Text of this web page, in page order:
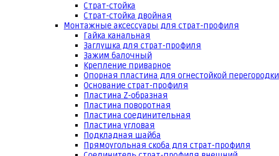
Страт-стойка
Страт-стойка двойная
Монтажные аксессуары для страт-профиля
Гайка канальная
Заглушка для страт-профиля
Зажим балочный
Крепление приварное
Опорная пластина для огнестойкой перегородки
Основание страт-профиля
Пластина Z-образная
Пластина поворотная
Пластина соединительная
Пластина угловая
Подкладная шайба
Прямоугольная скоба для страт-профиля